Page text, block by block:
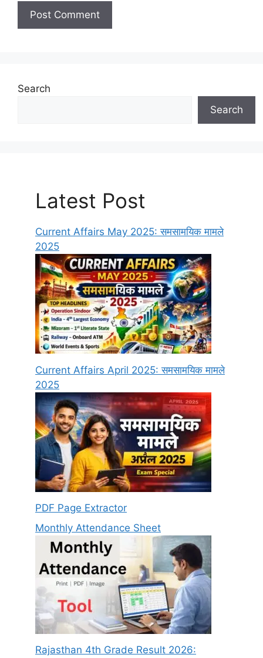
Search
Search
Latest Post
Current Affairs May 2025: समसामयिक मामले
2025
Current Affairs April 2025: समसामयिक मामले
2025
PDF Page Extractor
Monthly Attendance Sheet
Rajasthan 4th Grade Result 2026: